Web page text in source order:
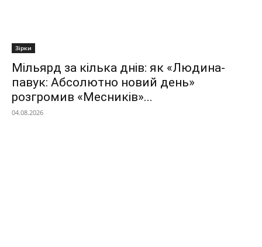
Зірки
Мільярд за кілька днів: як «Людина-
павук: Абсолютно новий день»
розгромив «Месників»...
04.08.2026